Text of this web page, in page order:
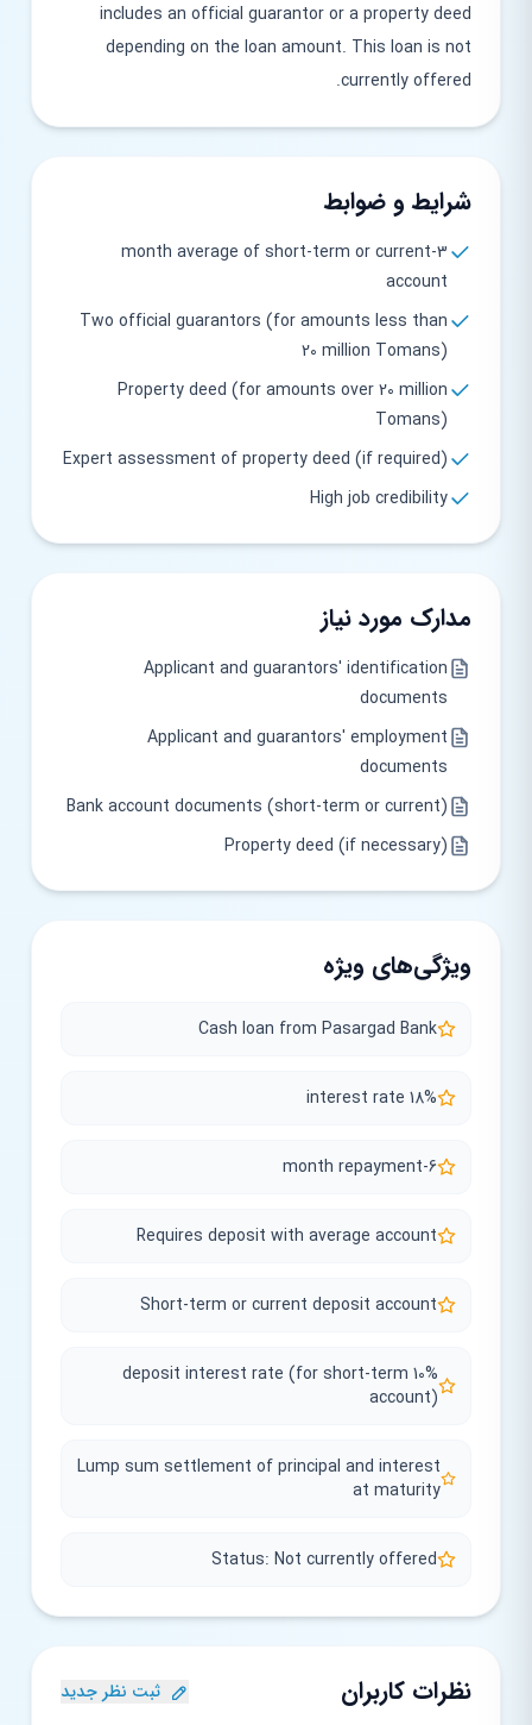
includes an official guarantor or a property deed
depending on the loan amount. This loan is not
currently offered.
شرایط و ضوابط
3-month average of short-term or current
account
Two official guarantors (for amounts less than
20 million Tomans)
Property deed (for amounts over 20 million
Tomans)
Expert assessment of property deed (if required)
High job credibility
مدارک مورد نیاز
Applicant and guarantors' identification
documents
Applicant and guarantors' employment
documents
Bank account documents (short-term or current)
Property deed (if necessary)
ویژگی‌های ویژه
Cash loan from Pasargad Bank
18% interest rate
6-month repayment
Requires deposit with average account
Short-term or current deposit account
10% deposit interest rate (for short-term
account)
Lump sum settlement of principal and interest
at maturity
Status: Not currently offered
نظرات کاربران